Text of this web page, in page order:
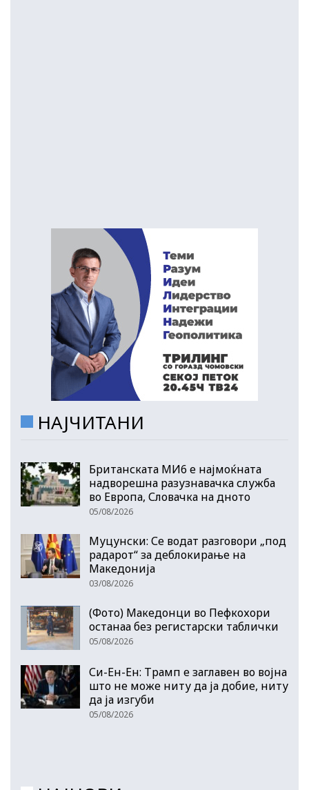
НАЈЧИТАНИ
Британската МИ6 е најмоќната
надворешна разузнавачка служба
во Европа, Словачка на дното
05/08/2026
Муцунски: Се водат разговори „под
радарот“ за деблокирање на
Македонија
03/08/2026
(Фото) Македонци во Пефкохори
останаа без регистарски таблички
05/08/2026
Си-Ен-Ен: Трамп е заглавен во војна
што не може ниту да ја добие, ниту
да ја изгуби
05/08/2026